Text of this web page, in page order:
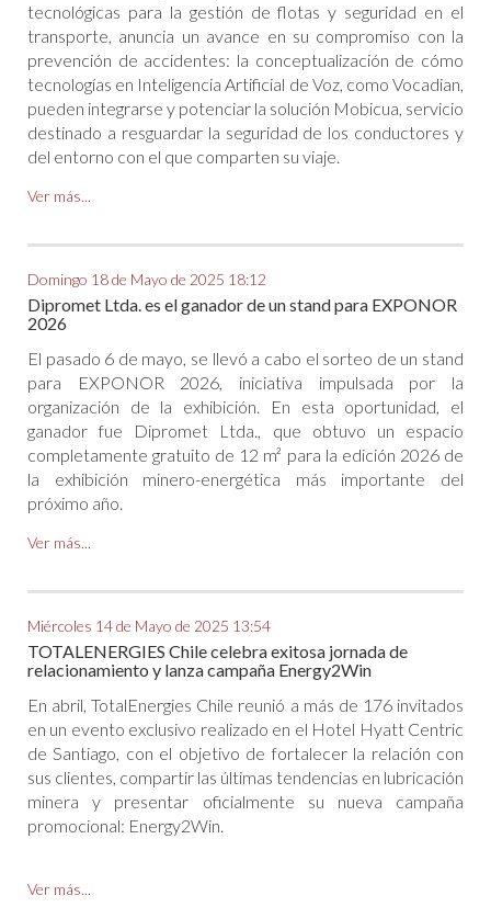
tecnológicas para la gestión de flotas y seguridad en el
transporte, anuncia un avance en su compromiso con la
prevención de accidentes: la conceptualización de cómo
tecnologías en Inteligencia Artificial de Voz, como Vocadian,
pueden integrarse y potenciar la solución Mobicua, servicio
destinado a resguardar la seguridad de los conductores y
del entorno con el que comparten su viaje.
Ver más...
Domingo 18 de Mayo de 2025 18:12
Dipromet Ltda. es el ganador de un stand para EXPONOR
2026
El pasado 6 de mayo, se llevó a cabo el sorteo de un stand
para EXPONOR 2026, iniciativa impulsada por la
organización de la exhibición. En esta oportunidad, el
ganador fue Dipromet Ltda., que obtuvo un espacio
completamente gratuito de 12 m² para la edición 2026 de
la exhibición minero-energética más importante del
próximo año.
Ver más...
Miércoles 14 de Mayo de 2025 13:54
TOTALENERGIES Chile celebra exitosa jornada de
relacionamiento y lanza campaña Energy2Win
En abril, TotalEnergies Chile reunió a más de 176 invitados
en un evento exclusivo realizado en el Hotel Hyatt Centric
de Santiago, con el objetivo de fortalecer la relación con
sus clientes, compartir las últimas tendencias en lubricación
minera y presentar oficialmente su nueva campaña
promocional: Energy2Win.
Ver más...